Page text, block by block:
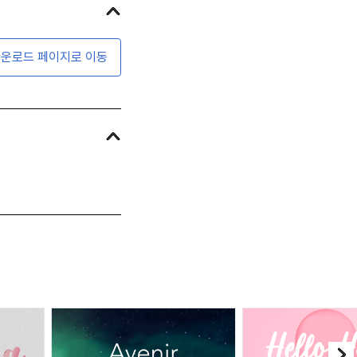
로드 페이지로 이동